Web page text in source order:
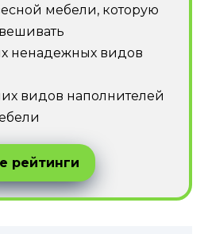
мебели, которую
ненадежных видов
видов наполнителей
рейтинги